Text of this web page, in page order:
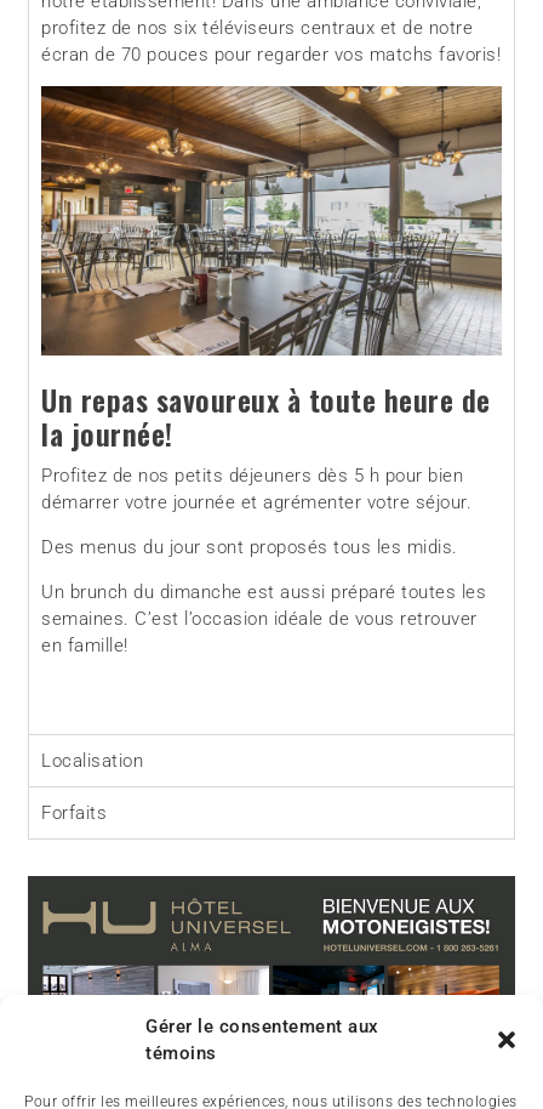
Gérer le consentement aux
témoins
Pour offrir les meilleures expériences, nous utilisons des technologies
profitez de nos six téléviseurs centraux et de notre
écran de 70 pouces pour regarder vos matchs favoris!
Un repas savoureux à toute heure de
la journée!
Profitez de nos petits déjeuners dès 5 h pour bien
démarrer votre journée et agrémenter votre séjour.
Des menus du jour sont proposés tous les midis.
Un brunch du dimanche est aussi préparé toutes les
semaines. C’est l’occasion idéale de vous retrouver
en famille!
Localisation
Forfaits